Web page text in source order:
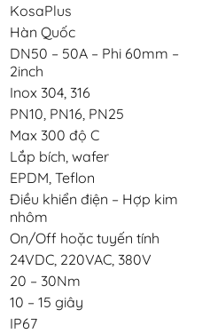
KosaPlus
Hàn Quốc
DN50 – 50A – Phi 60mm –
2inch
Inox 304, 316
PN10, PN16, PN25
Max 300 độ C
Lắp bích, wafer
EPDM, Teflon
Điều khiển điện – Hợp kim
nhôm
On/Off hoặc tuyến tính
24VDC, 220VAC, 380V
20 – 30Nm
10 – 15 giây
IP67